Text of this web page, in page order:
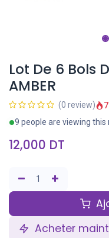
Lot De 6 Bols
AMBER
(0 review)
9 people are viewing this
12,000 DT
Acheter